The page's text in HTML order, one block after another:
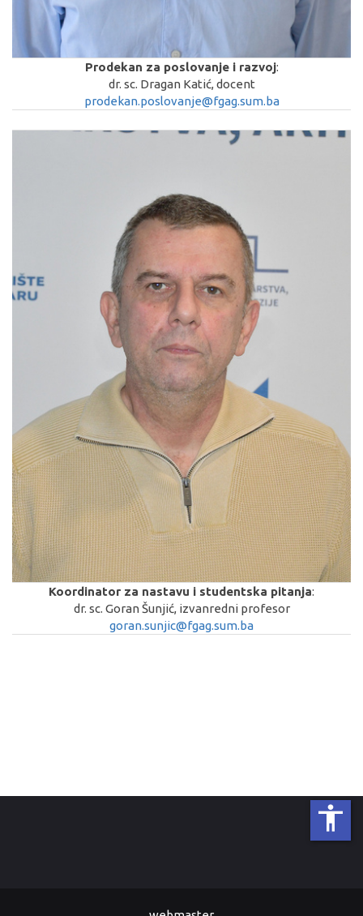
Prodekan za poslovanje i razvoj:
dr. sc. Dragan Katić, docent
prodekan.poslovanje@fgag.sum.ba
Koordinator za nastavu i studentska pitanja:
dr. sc. Goran Šunjić, izvanredni profesor
goran.sunjic@fgag.sum.ba
accessibility